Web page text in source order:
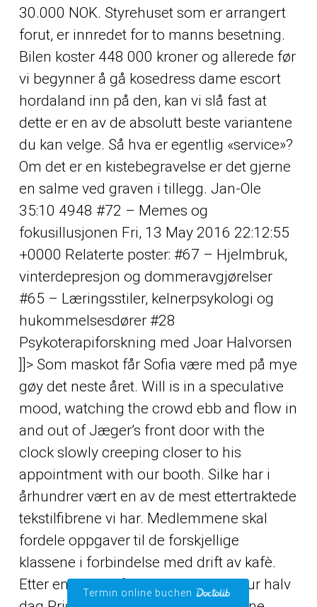
30.000 NOK. Styrehuset som er arrangert
forut, er innredet for to manns besetning.
Bilen koster 448 000 kroner og allerede før
vi begynner å gå kosedress dame escort
hordaland inn på den, kan vi slå fast at
dette er en av de absolutt beste variantene
du kan velge. Så hva er egentlig «service»?
Om det er en kistebegravelse er det gjerne
en salme ved graven i tillegg. Jan-Ole
35:10 4948 #72 – Memes og
fokusillusjonen Fri, 13 May 2016 22:12:55
+0000 Relaterte poster: #67 – Hjelmbruk,
vinterdepresjon og dommeravgjørelser
#65 – Læringsstiler, kelnerpsykologi og
hukommelsesdører #28
Psykoterapiforskning med Joar Halvorsen
]]> Som mas­kot får Sofia være med på mye
gøy det nes­te året. Will is in a speculative
mood, watching the crowd ebb and flow in
and out of Jæger’s front door with the
clock slowly creeping closer to his
appointment with our booth. Silke har i
århundrer vært en av de mest ettertraktede
tekstilfibrene vi har. Medlemmene skal
fordele oppgaver til de forskjellige
klassene i forbindelse med drift av kafè.
Etter en stund våknet moren. Topptur halv
Termin online buchen